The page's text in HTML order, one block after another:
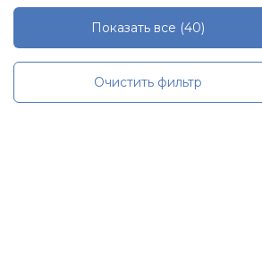
Показать все (40)
Очистить фильтр